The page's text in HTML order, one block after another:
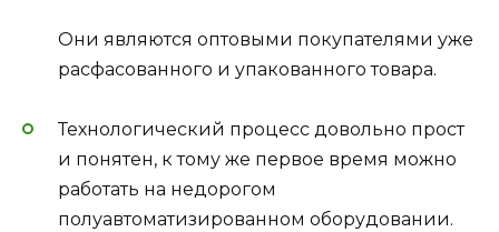
Они являются оптовыми покупателями уже
расфасованного и упакованного товара.
Технологический процесс довольно прост
и понятен, к тому же первое время можно
работать на недорогом
полуавтоматизированном оборудовании.